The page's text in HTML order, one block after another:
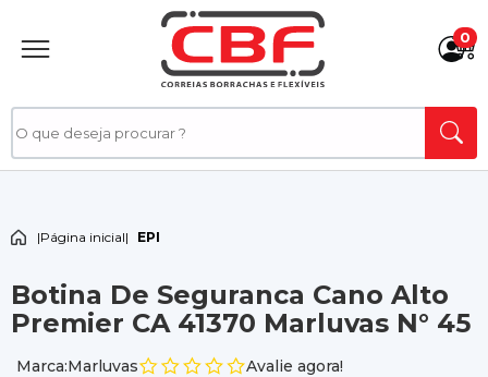
0
|Página inicial| EPI
Botina De Seguranca Cano Alto
Premier CA 41370 Marluvas N° 45
Marca:Marluvas Avalie agora!